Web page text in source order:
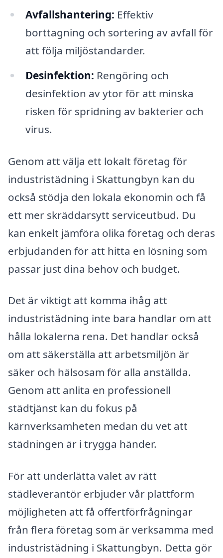
Avfallshantering: Effektiv
borttagning och sortering av avfall för
att följa miljöstandarder.
Desinfektion: Rengöring och
desinfektion av ytor för att minska
risken för spridning av bakterier och
virus.
Genom att välja ett lokalt företag för
industristädning i Skattungbyn kan du
också stödja den lokala ekonomin och få
ett mer skräddarsytt serviceutbud. Du
kan enkelt jämföra olika företag och deras
erbjudanden för att hitta en lösning som
passar just dina behov och budget.
Det är viktigt att komma ihåg att
industristädning inte bara handlar om att
hålla lokalerna rena. Det handlar också
om att säkerställa att arbetsmiljön är
säker och hälsosam för alla anställda.
Genom att anlita en professionell
städtjänst kan du fokus på
kärnverksamheten medan du vet att
städningen är i trygga händer.
För att underlätta valet av rätt
städleverantör erbjuder vår plattform
möjligheten att få offertförfrågningar
från flera företag som är verksamma med
industristädning i Skattungbyn. Detta gör